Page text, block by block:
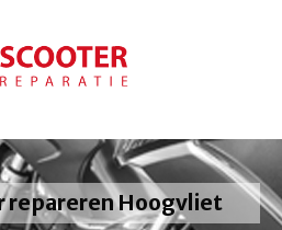
repareren Hoogvliet